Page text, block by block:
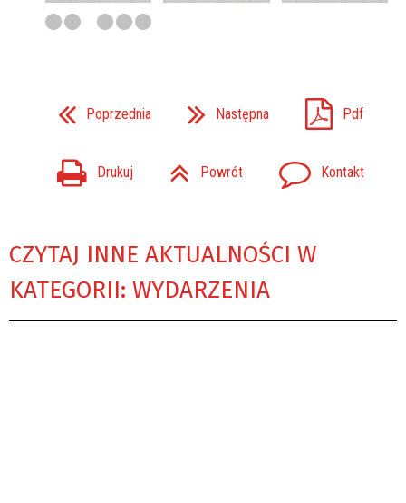
Poprzednia Następna Pdf
Drukuj Powrót Kontakt
CZYTAJ INNE AKTUALNOŚCI W
KATEGORII: WYDARZENIA